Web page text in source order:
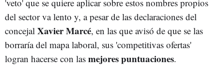
'veto' que se quiere aplicar sobre estos nombres propios
del sector va lento y, a pesar de las declaraciones del
concejal Xavier Marcé, en las que avisó de que se las
borraría del mapa laboral, sus 'competitivas ofertas'
logran hacerse con las mejores puntuaciones.